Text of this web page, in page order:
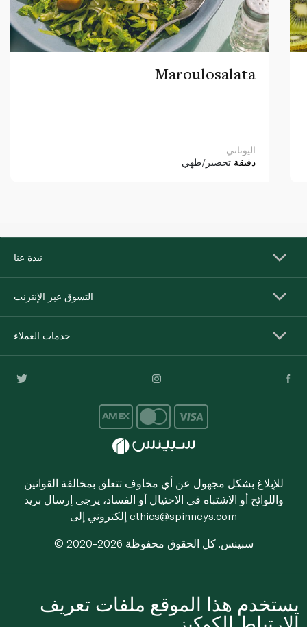
Maroulosalata
اليوناني
دقيقة تحضير/طهي
نبذة عنا
التسوق عبر الإنترنت
خدمات العملاء
للإبلاغ بشكل مجهول عن أي مخاوف تتعلق بمخالفة القوانين
واللوائح أو الاشتباه في الاحتيال أو الفساد، يرجى إرسال بريد
ethics@spinneys.com
© 2020-2026 سبينس. كل الحقوق محفوظة
يستخدم هذا الموقع ملفات تعريف